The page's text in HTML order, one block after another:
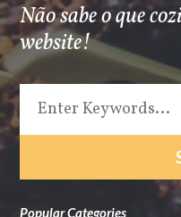
Não sabe o que
website!
Popular Categories